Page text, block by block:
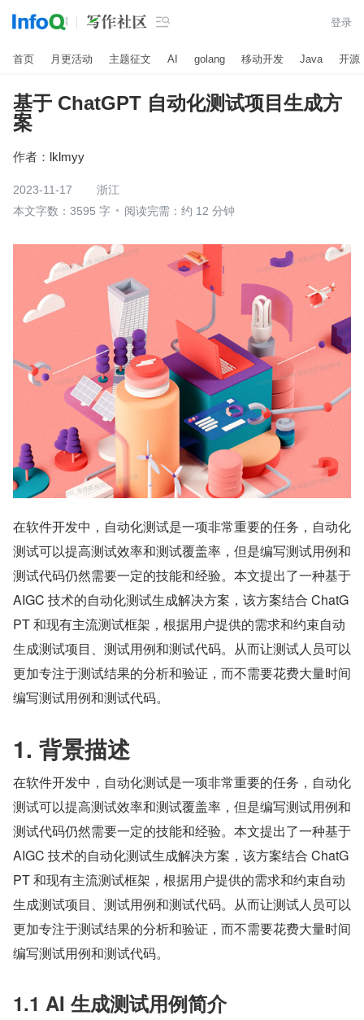
 登录
首页 月更活动 主题征文 AI golang 移动开发 Java 开源
基于 ChatGPT 自动化测试项目生成方
案
作者： lklmyy
2023-11-17
浙江
本文字数：3595 字
阅读完需：约 12 分钟
在软件开发中，自动化测试是一项非常重要的任务，自动化
测试可以提高测试效率和测试覆盖率，但是编写测试用例和
测试代码仍然需要一定的技能和经验。本文提出了一种基于
AIGC 技术的自动化测试生成解决方案，该方案结合 ChatG
PT 和现有主流测试框架，根据用户提供的需求和约束自动
生成测试项目、测试用例和测试代码。从而让测试人员可以
更加专注于测试结果的分析和验证，而不需要花费大量时间
编写测试用例和测试代码。
1. 背景描述
在软件开发中，自动化测试是一项非常重要的任务，自动化
测试可以提高测试效率和测试覆盖率，但是编写测试用例和
测试代码仍然需要一定的技能和经验。本文提出了一种基于
AIGC 技术的自动化测试生成解决方案，该方案结合 ChatG
PT 和现有主流测试框架，根据用户提供的需求和约束自动
生成测试项目、测试用例和测试代码。从而让测试人员可以
更加专注于测试结果的分析和验证，而不需要花费大量时间
编写测试用例和测试代码。
1.1 AI 生成测试用例简介